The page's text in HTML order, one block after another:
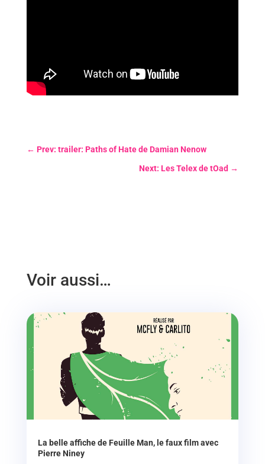
← Prev: trailer: Paths of Hate de Damian Nenow
Next: Les Telex de tOad →
Voir aussi…
La belle affiche de Feuille Man, le faux film avec
Pierre Niney